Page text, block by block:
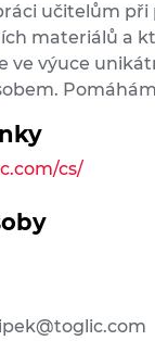
učitelům při
materiálů a
ve výuce
cs/